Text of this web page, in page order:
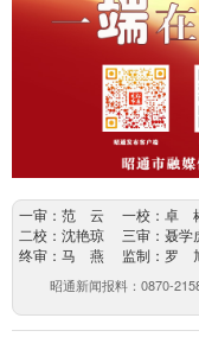
一审：范 云 一校：卓
二校：沈艳琼 三审：聂
终审：马 燕 监制：罗
昭通新闻报料：0870-